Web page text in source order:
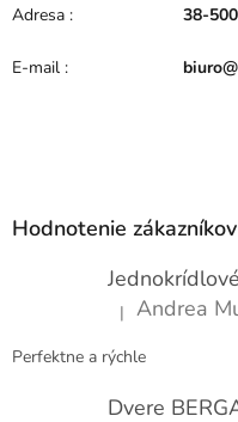
i
s
o
í
Adresa : 38-
E-mail :
Hodnotenie zákazníkov
Hodnotenie
| Andrea
Perfektne a rýchle